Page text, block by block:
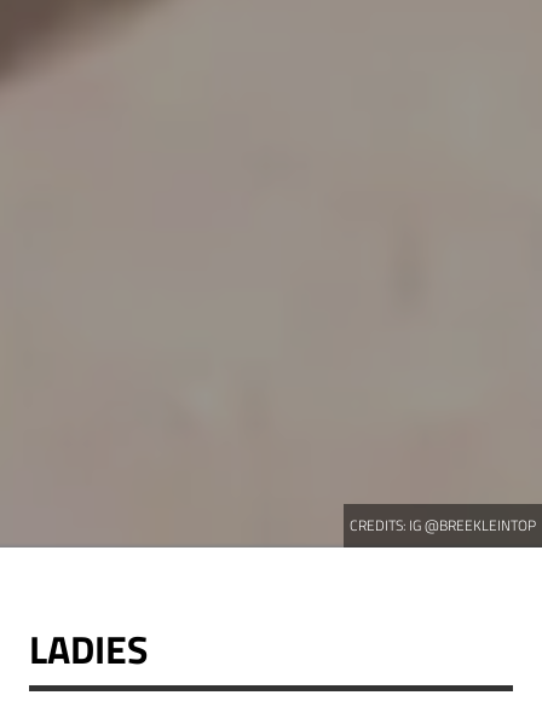
CREDITS: IG @BREEKLEINTOP
LADIES